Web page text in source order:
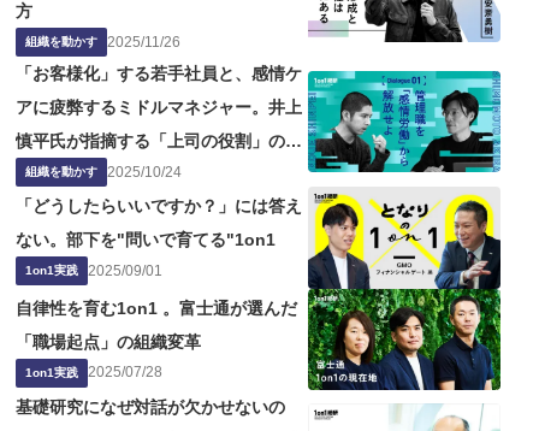
方
組織を動かす 2025/11/26
「お客様化」する若手社員と、感情ケ
アに疲弊するミドルマネジャー。井上
慎平氏が指摘する「上司の役割」の問
題点
組織を動かす 2025/10/24
「どうしたらいいですか？」には答え
ない。部下を"問いで育てる"1on1
1on1実践 2025/09/01
自律性を育む1on1 。富士通が選んだ
「職場起点」の組織変革
1on1実践 2025/07/28
基礎研究になぜ対話が欠かせないの